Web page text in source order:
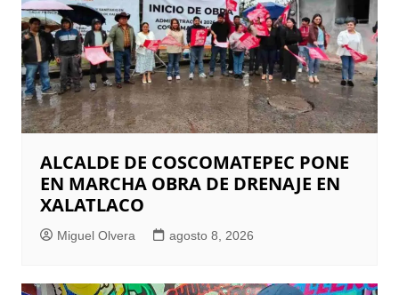
ALCALDE DE COSCOMATEPEC PONE
EN MARCHA OBRA DE DRENAJE EN
XALATLACO
Miguel Olvera agosto 8, 2026